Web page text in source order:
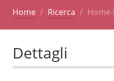
Home Ricerca
Dettagli